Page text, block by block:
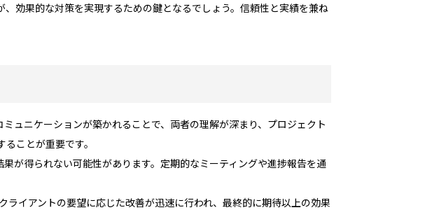
効果的な対策を実現するための鍵となるでしょう。信頼性と実績を兼ね
ュニケーションが築かれることで、両者の理解が深まり、プロジェクト
ことが重要です。
が得られない可能性があります。定期的なミーティングや進捗報告を通
イアントの要望に応じた改善が迅速に行われ、最終的に期待以上の効果